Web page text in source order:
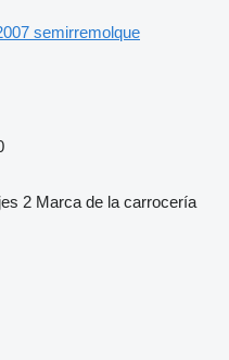
semirremolque
2 Marca de la carrocería